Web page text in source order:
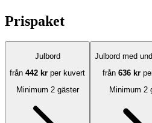
Prispaket
Julbord
från 442 kr per kuvert
Minimum 2 gäster
Julbord med
från 636 kr
Minimum 2